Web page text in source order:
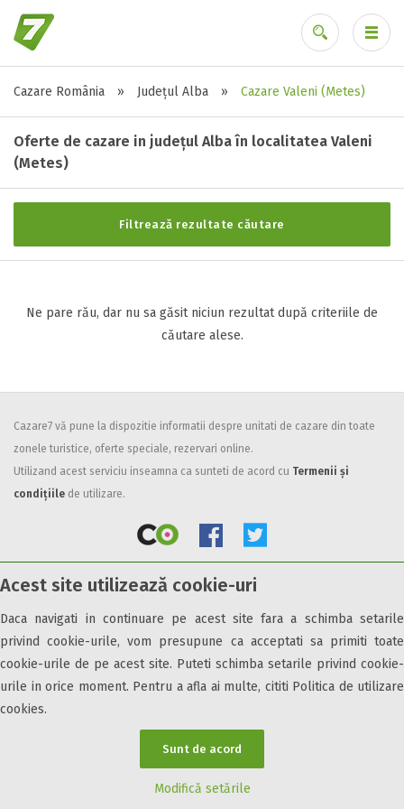
Acest site utilizează cookie-uri
Daca navigati in continuare pe acest site fara a schimba setarile
privind cookie-urile, vom presupune ca acceptati sa primiti toate
cookie-urile de pe acest site. Puteti schimba setarile privind cookie-
urile in orice moment. Pentru a afla ai multe, cititi Politica de utilizare
cookies.
Sunt de acord
Modifică setările
Cazare România » Județul Alba » Cazare Valeni (Metes)
Oferte de cazare in județul Alba în localitatea Valeni
(Metes)
Filtrează rezultate căutare
Stele / margarete
Neclasificat
1 stea / margareta
3 stele / margarete
4 stele / margarete
Selecteaza pretul
Facilități
Internet wireless
Parcare
All inclusive
Pensiune completa
Demipensiune
Mic dejun
Accepta animale
Accepta voucher vacanta
Acces persoane cu dizabilități
Ne pare rău, dar nu sa găsit niciun rezultat după criteriile de
căutare alese.
Cazare7 vă pune la dispozitie informatii despre unitati de cazare din toate
zonele turistice, oferte speciale, rezervari online.
Utilizand acest serviciu inseamna ca sunteti de acord cu Termenii și
condițiile de utilizare.
Obiective turistice Informații utile Parteneri Cazare7 Harta Cazare7